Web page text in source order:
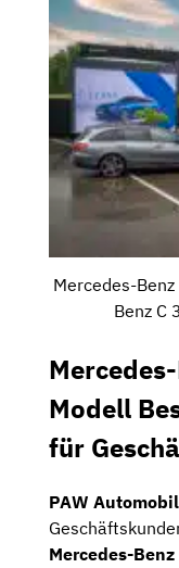
Mercedes-
Benz C
Modell
für
PAW
Mercedes-